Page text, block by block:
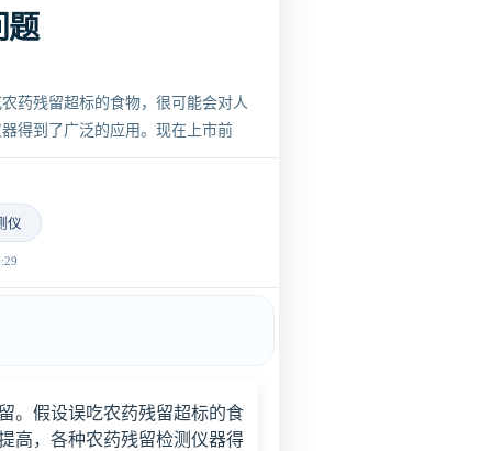
题
药残留超标的食物，很可能会对人
得到了广泛的应用。现在上市前
仪
假设误吃农药残留超标的食
高，各种农药残留检测仪器得